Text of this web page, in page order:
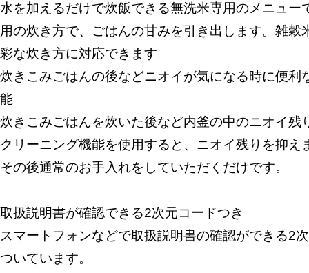
水を加えるだけで炊飯できる無洗米専用のメニュー
用の炊き方で、ごはんの甘みを引き出します。雑穀
彩な炊き方に対応できます。
炊きこみごはんの後などニオイが気になる時に便利
能
炊きこみごはんを炊いた後など内釜の中のニオイ残
クリーニング機能を使用すると、ニオイ残りを抑え
その後通常のお手入れをしていただくだけです。
取扱説明書が確認できる2次元コードつき
スマートフォンなどで取扱説明書の確認ができる2
ついています。